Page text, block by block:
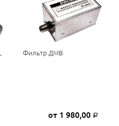
Фильтр ДМВ
от 1 980,00 Р